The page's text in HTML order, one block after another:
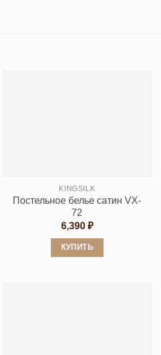
KINGSILK
Постельное белье сатин VX-
72
6,390 ₽
КУПИТЬ